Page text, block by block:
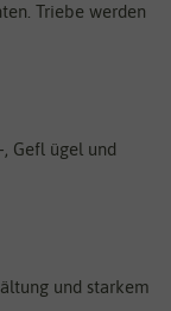
Triebe werden
Gefl ügel und
und starkem